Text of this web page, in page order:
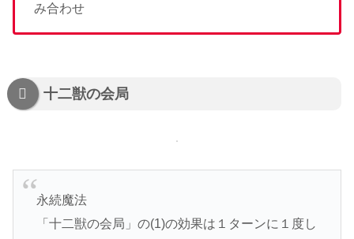
み合わせ
十二獣の会局
永続魔法
「十二獣の会局」の(1)の効果は１ターンに１度し